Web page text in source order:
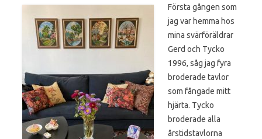
Första gången som
jag var hemma hos
mina svärföräldrar
Gerd och Tycko
1996, såg jag fyra
broderade tavlor
som fångade mitt
hjärta. Tycko
broderade alla
årstidstavlorna